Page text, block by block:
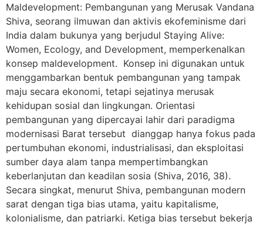
Maldevelopment: Pembangunan yang Merusak Vandana
Shiva, seorang ilmuwan dan aktivis ekofeminisme dari
India dalam bukunya yang berjudul Staying Alive:
Women, Ecology, and Development, memperkenalkan
konsep maldevelopment. Konsep ini digunakan untuk
menggambarkan bentuk pembangunan yang tampak
maju secara ekonomi, tetapi sejatinya merusak
kehidupan sosial dan lingkungan. Orientasi
pembangunan yang dipercayai lahir dari paradigma
modernisasi Barat tersebut dianggap hanya fokus pada
pertumbuhan ekonomi, industrialisasi, dan eksploitasi
sumber daya alam tanpa mempertimbangkan
keberlanjutan dan keadilan sosia (Shiva, 2016, 38).
Secara singkat, menurut Shiva, pembangunan modern
sarat dengan tiga bias utama, yaitu kapitalisme,
kolonialisme, dan patriarki. Ketiga bias tersebut bekerja